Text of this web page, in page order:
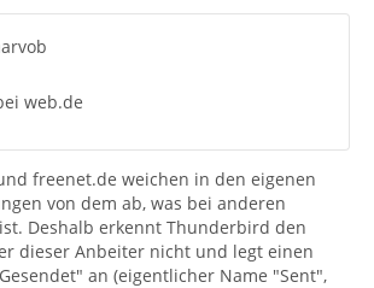
web.de
freenet.de weichen in den eigenen
von dem ab, was bei anderen
Deshalb erkennt Thunderbird den
dieser Anbeiter nicht und legt einen
an (eigentlicher Name "Sent",